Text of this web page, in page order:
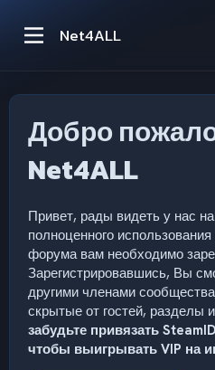
Net4ALL
Добро
Net4ALL
Привет, рады видеть у нас
полноценного
форума вам необходимо
Зарегистрировавшись, Вы
другими членами
скрытые от гостей, разделы
забудьте привязать
чтобы выигрывать VIP на